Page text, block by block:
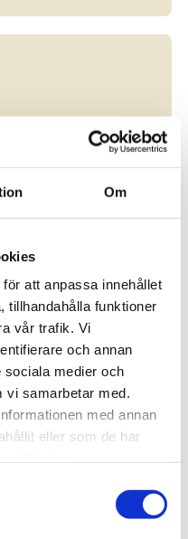
Om
att anpassa innehållet
tillhandahålla funktioner
vår trafik. Vi
och annan
sociala medier och
vi samarbetar med.
med annan
eller som de har
100%
– gymnasienivå